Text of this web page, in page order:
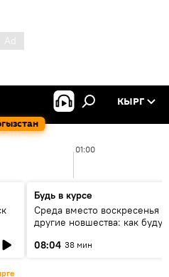
КЫРГ
01:00
Будь в курсе
Среда вместо воскресенья и
другие новшества: как будут
08:04 38 мин